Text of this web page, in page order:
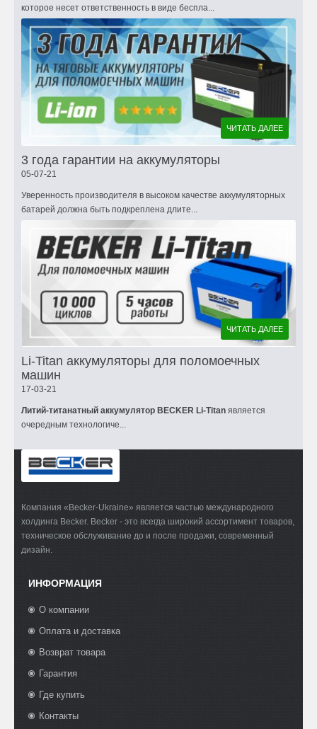
которое несет ответственность в виде беспла...
ЧИТАТЬ ДАЛЕЕ
3 года гарантии на аккумуляторы
05-07-21
Уверенность производителя в высоком качестве аккумуляторных
батарей должна быть подкреплена длите...
ЧИТАТЬ ДАЛЕЕ
Li-Titan аккумуляторы для поломоечных
машин
17-03-21
Литий-титанатный аккумулятор BECKER Li-Titan является
очередным технологиче...
Компания «Becker-Ukraine» является частью международного
холдинга Becker. Becker - это всегда широкий ассортимент товаров,
техническое обслуживание до и после продажи, современный
дизайн.
ИНФОРМАЦИЯ
О компании
Оплата и доставка
Возврат товара
Гарантия
Где купить
Контакты